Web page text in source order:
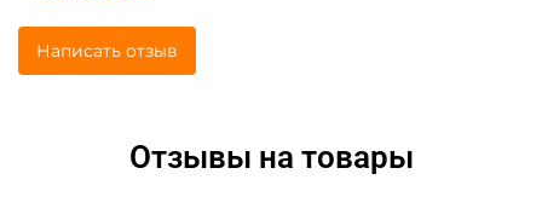
Написать отзыв
Отзывы на товары